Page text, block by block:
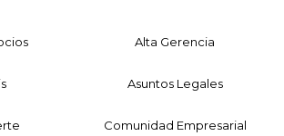
Alta Gerencia
Asuntos Legales
Comunidad Empresarial